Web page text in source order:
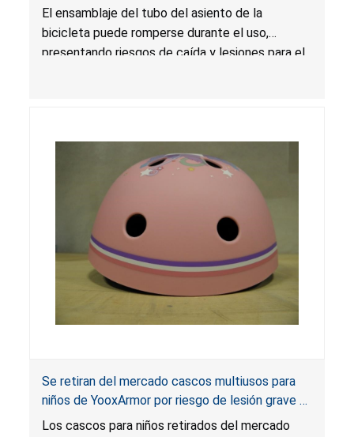
de caída y lesiones
El ensamblaje del tubo del asiento de la
bicicleta puede romperse durante el uso,
presentando riesgos de caída y lesiones para el
Se retiran del mercado cascos multiusos para
niños de YooxArmor por riesgo de lesión grave o
muerte por lesión en la cabeza; infringen la
Los cascos para niños retirados del mercado